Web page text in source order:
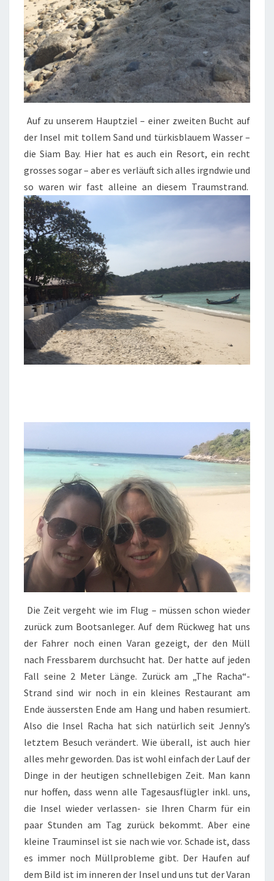
Auf zu unserem Hauptziel – einer zweiten Bucht auf
der Insel mit tollem Sand und türkisblauem Wasser –
die Siam Bay. Hier hat es auch ein Resort, ein recht
grosses sogar – aber es verläuft sich alles irgndwie und
so waren wir fast alleine an diesem Traumstrand.
Die Zeit vergeht wie im Flug – müssen schon wieder
zurück zum Bootsanleger. Auf dem Rückweg hat uns
der Fahrer noch einen Varan gezeigt, der den Müll
nach Fressbarem durchsucht hat. Der hatte auf jeden
Fall seine 2 Meter Länge. Zurück am „The Racha“-
Strand sind wir noch in ein kleines Restaurant am
Ende äussersten Ende am Hang und haben resumiert.
Also die Insel Racha hat sich natürlich seit Jenny’s
letztem Besuch verändert. Wie überall, ist auch hier
alles mehr geworden. Das ist wohl einfach der Lauf der
Dinge in der heutigen schnellebigen Zeit. Man kann
nur hoffen, dass wenn alle Tagesausflügler inkl. uns,
die Insel wieder verlassen- sie Ihren Charm für ein
paar Stunden am Tag zurück bekommt. Aber eine
kleine Trauminsel ist sie nach wie vor. Schade ist, dass
es immer noch Müllprobleme gibt. Der Haufen auf
dem Bild ist im inneren der Insel und uns tut der Varan